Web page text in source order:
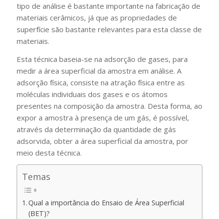
tipo de análise é bastante importante na fabricação de
materiais cerâmicos, já que as propriedades de
superfície são bastante relevantes para esta classe de
materiais.
Esta técnica baseia-se na adsorção de gases, para
medir a área superficial da amostra em análise. A
adsorção física, consiste na atração física entre as
moléculas individuais dos gases e os átomos
presentes na composição da amostra. Desta forma, ao
expor a amostra à presença de um gás, é possível,
através da determinação da quantidade de gás
adsorvida, obter a área superficial da amostra, por
meio desta técnica.
Temas
Qual a importância do Ensaio de Área Superficial
(BET)?